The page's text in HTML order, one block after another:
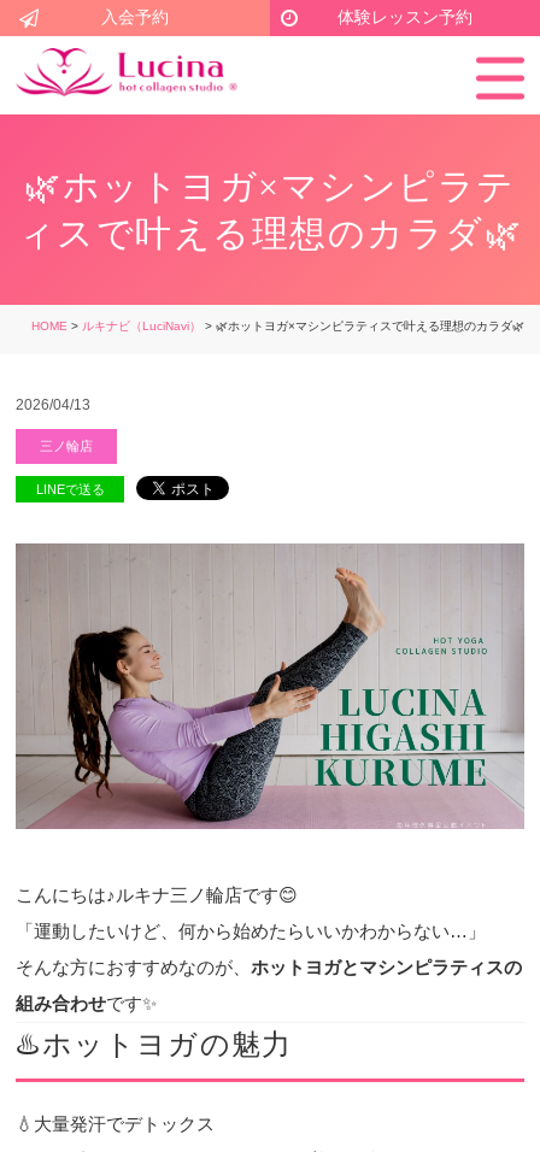
入会予約 体験レッスン予約
🌿ホットヨガ×マシンピラテ
ィスで叶える理想のカラダ🌿
HOME > ルキナビ（LuciNavi） > 🌿ホットヨガ×マシンピラティスで叶える理想のカラダ🌿
2026/04/13
三ノ輪店
LINEで送る
こんにちは♪ルキナ三ノ輪店です😊
「運動したいけど、何から始めたらいいかわからない…」
そんな方におすすめなのが、ホットヨガとマシンピラティスの
組み合わせです✨
♨️ホットヨガの魅力
💧大量発汗でデトックス